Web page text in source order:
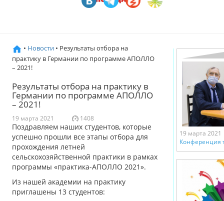
• Новости • Результаты отбора на
практику в Германии по программе АПОЛЛО
– 2021!
Результаты отбора на практику в
Германии по программе АПОЛЛО
– 2021!
19 марта 2021 1408
Поздравляем наших студентов, которые
успешно прошли все этапы отбора для
прохождения летней
сельскохозяйственной практики в рамках
программы «практика-АПОЛЛО 2021».
Из нашей академии на практику
приглашены 13 студентов:
19 марта 2021
Конференция